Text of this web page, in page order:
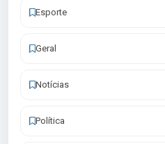
Esporte
Geral
Notícias
Política